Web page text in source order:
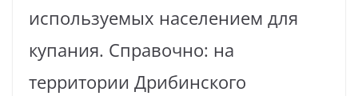
используемых населением для
купания. Справочно: на
территории Дрибинского